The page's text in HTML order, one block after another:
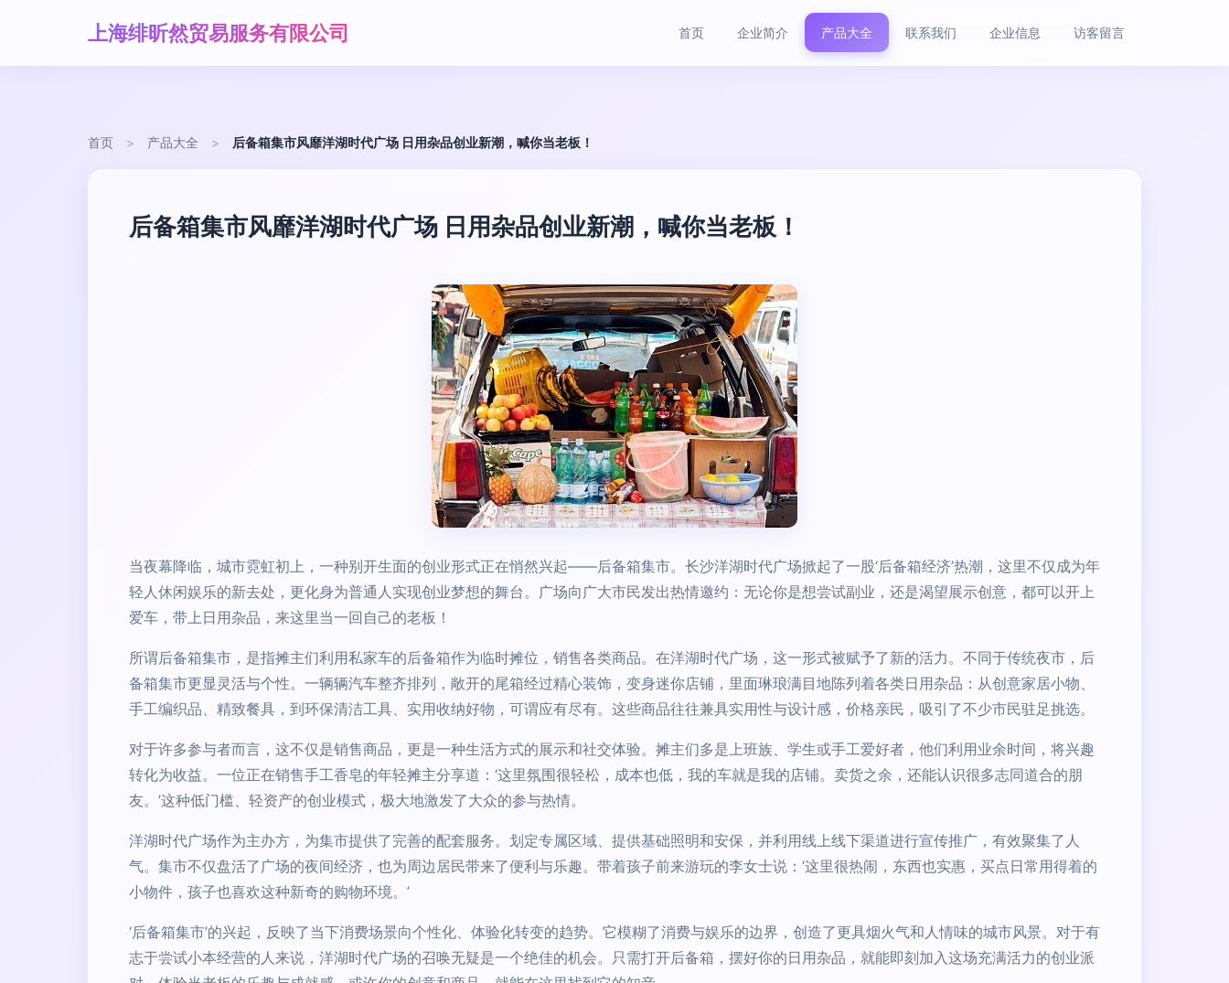
上海绯昕然贸易服务有限公司 首页 企业简介 产品大全 联系我们 企业信息 访客留言
首页 > 产品大全 > 后备箱集市风靡洋湖时代广场 日用杂品创业新潮，喊你当老板！
后备箱集市风靡洋湖时代广场 日用杂品创业新潮，喊你当老板！
当夜幕降临，城市霓虹初上，一种别开生面的创业形式正在悄然兴起——后备箱集市。长沙洋湖时代广场掀起了一股‘后备箱经济’热潮，这里不仅成为年
轻人休闲娱乐的新去处，更化身为普通人实现创业梦想的舞台。广场向广大市民发出热情邀约：无论你是想尝试副业，还是渴望展示创意，都可以开上
爱车，带上日用杂品，来这里当一回自己的老板！
所谓后备箱集市，是指摊主们利用私家车的后备箱作为临时摊位，销售各类商品。在洋湖时代广场，这一形式被赋予了新的活力。不同于传统夜市，后
备箱集市更显灵活与个性。一辆辆汽车整齐排列，敞开的尾箱经过精心装饰，变身迷你店铺，里面琳琅满目地陈列着各类日用杂品：从创意家居小物、
手工编织品、精致餐具，到环保清洁工具、实用收纳好物，可谓应有尽有。这些商品往往兼具实用性与设计感，价格亲民，吸引了不少市民驻足挑选。
对于许多参与者而言，这不仅是销售商品，更是一种生活方式的展示和社交体验。摊主们多是上班族、学生或手工爱好者，他们利用业余时间，将兴趣
转化为收益。一位正在销售手工香皂的年轻摊主分享道：‘这里氛围很轻松，成本也低，我的车就是我的店铺。卖货之余，还能认识很多志同道合的朋
友。’这种低门槛、轻资产的创业模式，极大地激发了大众的参与热情。
洋湖时代广场作为主办方，为集市提供了完善的配套服务。划定专属区域、提供基础照明和安保，并利用线上线下渠道进行宣传推广，有效聚集了人
气。集市不仅盘活了广场的夜间经济，也为周边居民带来了便利与乐趣。带着孩子前来游玩的李女士说：‘这里很热闹，东西也实惠，买点日常用得着的
小物件，孩子也喜欢这种新奇的购物环境。’
‘后备箱集市’的兴起，反映了当下消费场景向个性化、体验化转变的趋势。它模糊了消费与娱乐的边界，创造了更具烟火气和人情味的城市风景。对于有
志于尝试小本经营的人来说，洋湖时代广场的召唤无疑是一个绝佳的机会。只需打开后备箱，摆好你的日用杂品，就能即刻加入这场充满活力的创业派